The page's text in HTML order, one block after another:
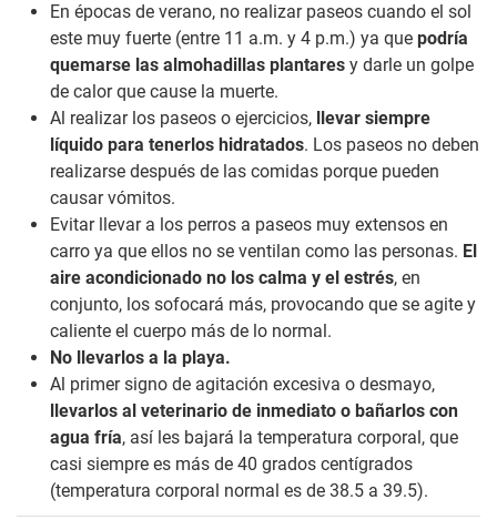
En épocas de verano, no realizar paseos cuando el sol
este muy fuerte (entre 11 a.m. y 4 p.m.) ya que podría
quemarse las almohadillas plantares y darle un golpe
de calor que cause la muerte.
Al realizar los paseos o ejercicios,
llevar siempre
líquido para tenerlos hidratados. Los paseos no deben
realizarse después de las comidas porque pueden
causar vómitos.
Evitar llevar a los perros a paseos muy extensos en
carro ya que ellos no se ventilan como las personas. El
aire acondicionado no los calma y el estrés, en
conjunto, los sofocará más, provocando que se agite y
caliente el cuerpo más de lo normal.
No llevarlos a la playa.
Al primer signo de agitación excesiva o desmayo,
llevarlos al veterinario de inmediato o bañarlos con
agua fría, así les bajará la temperatura corporal, que
casi siempre es más de 40 grados centígrados
(temperatura corporal normal es de 38.5 a 39.5).